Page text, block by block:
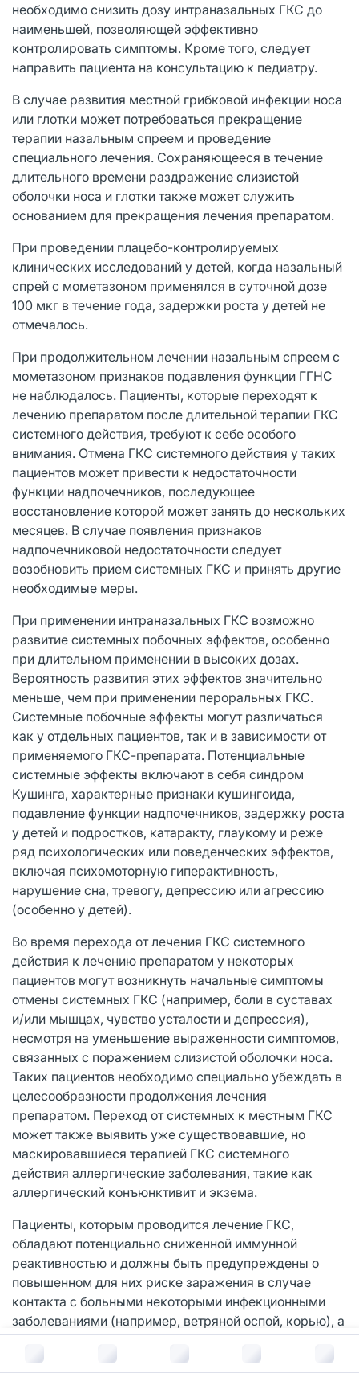
В корзину за
необходимо снизить дозу интраназальных ГКС до
наименьшей, позволяющей эффективно
контролировать симптомы. Кроме того, следует
направить пациента на консультацию к педиатру.
В случае развития местной грибковой инфекции носа
или глотки может потребоваться прекращение
терапии назальным спреем и проведение
специального лечения. Сохраняющееся в течение
длительного времени раздражение слизистой
оболочки носа и глотки также может служить
основанием для прекращения лечения препаратом.
При проведении плацебо-контролируемых
клинических исследований у детей, когда назальный
спрей с мометазоном применялся в суточной дозе
100 мкг в течение года, задержки роста у детей не
отмечалось.
При продолжительном лечении назальным спреем с
мометазоном признаков подавления функции ГГНС
не наблюдалось. Пациенты, которые переходят к
лечению препаратом после длительной терапии ГКС
системного действия, требуют к себе особого
внимания. Отмена ГКС системного действия у таких
пациентов может привести к недостаточности
функции надпочечников, последующее
восстановление которой может занять до нескольких
месяцев. В случае появления признаков
надпочечниковой недостаточности следует
возобновить прием системных ГКС и принять другие
необходимые меры.
При применении интраназальных ГКС возможно
развитие системных побочных эффектов, особенно
при длительном применении в высоких дозах.
Вероятность развития этих эффектов значительно
меньше, чем при применении пероральных ГКС.
Системные побочные эффекты могут различаться
как у отдельных пациентов, так и в зависимости от
применяемого ГКС-препарата. Потенциальные
системные эффекты включают в себя синдром
Кушинга, характерные признаки кушингоида,
подавление функции надпочечников, задержку роста
у детей и подростков, катаракту, глаукому и реже
ряд психологических или поведенческих эффектов,
включая психомоторную гиперактивность,
нарушение сна, тревогу, депрессию или агрессию
(особенно у детей).
Во время перехода от лечения ГКС системного
действия к лечению препаратом у некоторых
пациентов могут возникнуть начальные симптомы
отмены системных ГКС (например, боли в суставах
и/или мышцах, чувство усталости и депрессия),
несмотря на уменьшение выраженности симптомов,
связанных с поражением слизистой оболочки носа.
Таких пациентов необходимо специально убеждать в
целесообразности продолжения лечения
препаратом. Переход от системных к местным ГКС
может также выявить уже существовавшие, но
маскировавшиеся терапией ГКС системного
действия аллергические заболевания, такие как
аллергический конъюнктивит и экзема.
Пациенты, которым проводится лечение ГКС,
обладают потенциально сниженной иммунной
реактивностью и должны быть предупреждены о
повышенном для них риске заражения в случае
контакта с больными некоторыми инфекционными
заболеваниями (например, ветряной оспой, корью), а
также о необходимости врачебной консультации,
если такой контакт произошел. При появлении